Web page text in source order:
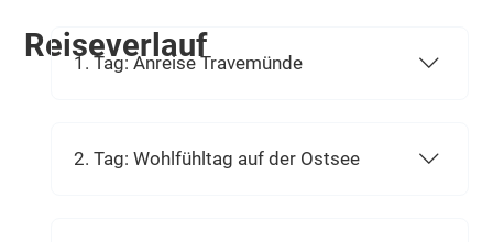
Reiseverlauf
1. Tag: Anreise Travemünde
2. Tag: Wohlfühltag auf der Ostsee